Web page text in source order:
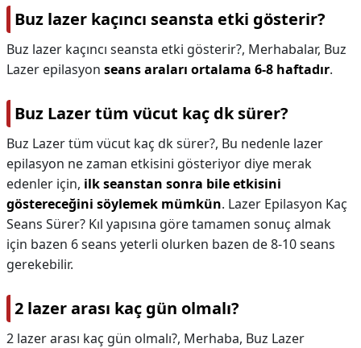
Buz lazer kaçıncı seansta etki gösterir?
Buz lazer kaçıncı seansta etki gösterir?, Merhabalar, Buz
Lazer epilasyon seans araları ortalama 6-8 haftadır.
Buz Lazer tüm vücut kaç dk sürer?
Buz Lazer tüm vücut kaç dk sürer?, Bu nedenle lazer
epilasyon ne zaman etkisini gösteriyor diye merak
edenler için, ilk seanstan sonra bile etkisini
göstereceğini söylemek mümkün. Lazer Epilasyon Kaç
Seans Sürer? Kıl yapısına göre tamamen sonuç almak
için bazen 6 seans yeterli olurken bazen de 8-10 seans
gerekebilir.
2 lazer arası kaç gün olmalı?
2 lazer arası kaç gün olmalı?, Merhaba, Buz Lazer